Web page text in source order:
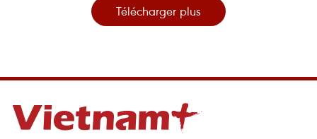
Télécharger plus